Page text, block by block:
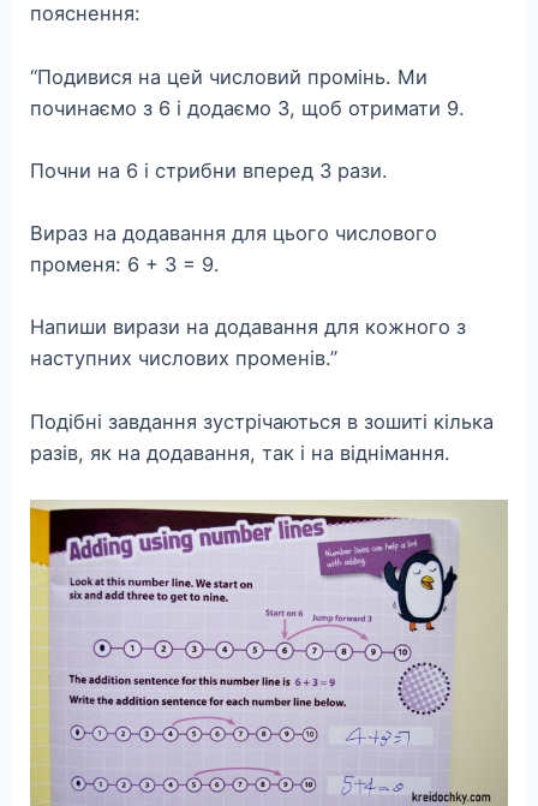
пояснення:
“Подивися на цей числовий промінь. Ми
починаємо з 6 і додаємо 3, щоб отримати 9.
Почни на 6 і стрибни вперед 3 рази.
Вираз на додавання для цього числового
променя: 6 + 3 = 9.
Напиши вирази на додавання для кожного з
наступних числових променів.”
Подібні завдання зустрічаються в зошиті кілька
разів, як на додавання, так і на віднімання.